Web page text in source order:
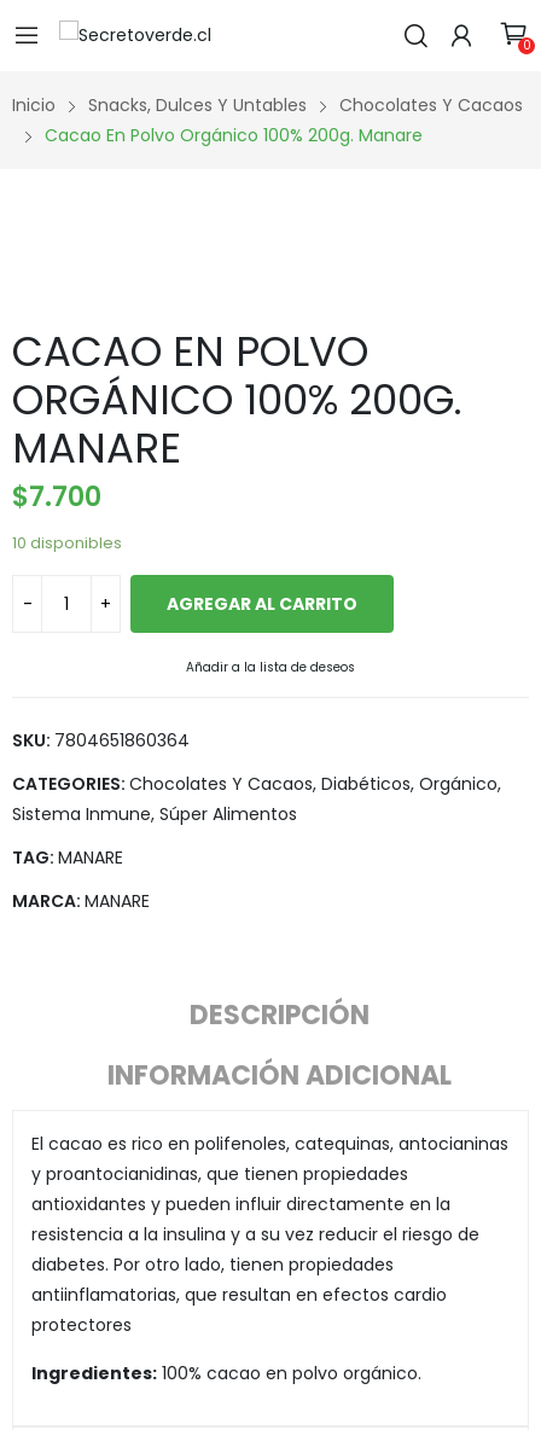
0
Inicio Snacks, Dulces Y Untables
Chocolates Y Cacaos
Cacao En Polvo Orgánico 100% 200g. Manare
CACAO EN POLVO
ORGÁNICO 100% 200G.
MANARE
$7.700
10 disponibles
AGREGAR AL CARRITO
Añadir a la lista de deseos
SKU: 7804651860364
CATEGORIES: Chocolates Y Cacaos, Diabéticos, Orgánico,
Sistema Inmune, Súper Alimentos
TAG: MANARE
MARCA: MANARE
DESCRIPCIÓN
INFORMACIÓN ADICIONAL
El cacao es rico en polifenoles, catequinas, antocianinas
y proantocianidinas, que tienen propiedades
antioxidantes y pueden influir directamente en la
resistencia a la insulina y a su vez reducir el riesgo de
diabetes. Por otro lado, tienen propiedades
antiinflamatorias, que resultan en efectos cardio
protectores
Ingredientes: 100% cacao en polvo orgánico.